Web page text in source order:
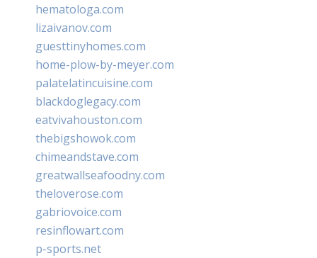
hematologa.com
lizaivanov.com
guesttinyhomes.com
home-plow-by-meyer.com
palatelatincuisine.com
blackdoglegacy.com
eatvivahouston.com
thebigshowok.com
chimeandstave.com
greatwallseafoodny.com
theloverose.com
gabriovoice.com
resinflowart.com
p-sports.net